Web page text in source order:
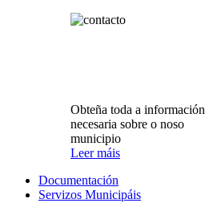
Obteña toda a información
necesaria sobre o noso
municipio
Leer máis
Documentación
Servizos Municipáis